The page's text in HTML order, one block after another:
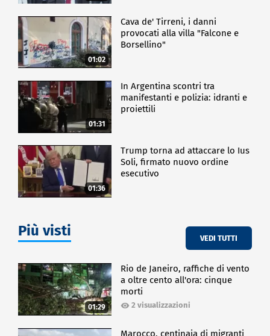
01:02
Cava de' Tirreni, i danni
provocati alla villa "Falcone e
Borsellino"
01:31
In Argentina scontri tra
manifestanti e polizia: idranti e
proiettili
01:36
Trump torna ad attaccare lo Ius
Soli, firmato nuovo ordine
esecutivo
Più visti VEDI TUTTI
01:29
Rio de Janeiro, raffiche di vento
a oltre cento all'ora: cinque
morti
2 visualizzazioni
Marocco, centinaia di migranti